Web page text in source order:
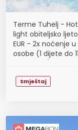
Terme Tuhelj -
light obiteljsko
EUR - 2x noćenje
osobe (1 dijete do
Smještaj